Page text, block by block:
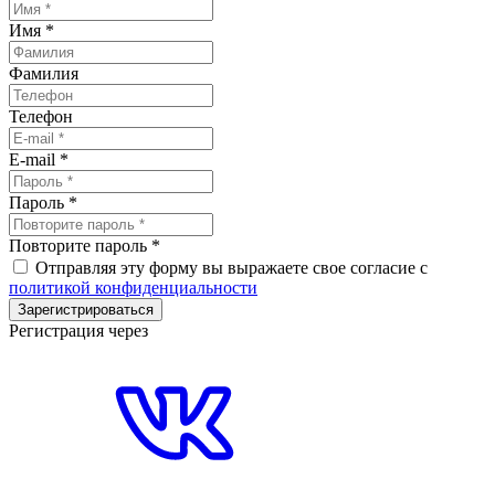
Имя *
Фамилия
Телефон
E-mail *
Пароль *
Повторите пароль *
Отправляя эту форму вы выражаете свое согласие с
политикой конфиденциальности
Зарегистрироваться
Регистрация через